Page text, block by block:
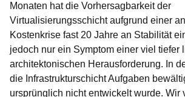
Monaten hat die Vorhersagbarkeit der
Virtualisierungsschicht aufgrund einer
Kostenkrise fast 20 Jahre an Stabilität
jedoch nur ein Symptom einer viel tiefer
architektonischen Herausforderung. In
die Infrastrukturschicht Aufgaben
ursprünglich nicht entwickelt wurde. Wir